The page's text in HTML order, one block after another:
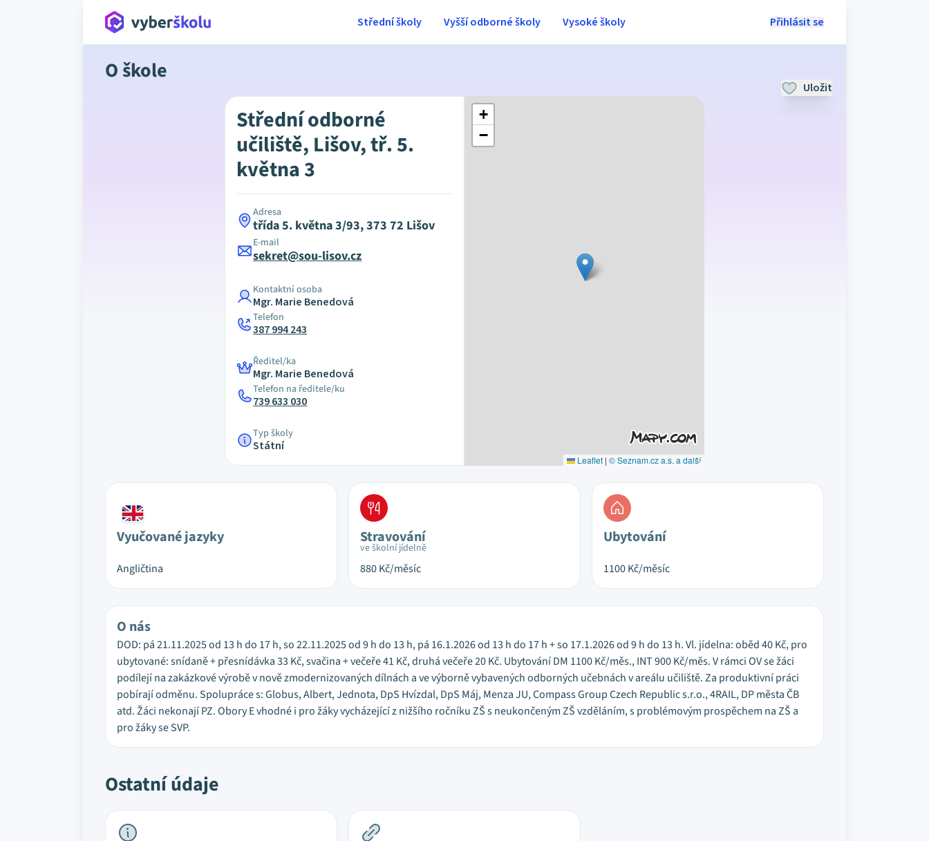
Přihlásit se
Střední školy Vyšší odborné školy Vysoké školy
O škole
Uložit
Střední odborné
učiliště, Lišov, tř. 5.
května 3
Adresa
třída 5. května 3/93, 373 72 Lišov
E-mail
sekret@sou-lisov.cz
Kontaktní osoba
Mgr. Marie Benedová
Telefon
387 994 243
Ředitel/ka
Mgr. Marie Benedová
Telefon na ředitele/ku
739 633 030
Typ školy
Státní
+
−
Leaflet | © Seznam.cz a.s. a další
Vyučované jazyky
Angličtina
Stravování
ve školní jídelně
880Kč/měsíc
Ubytování
1100Kč/měsíc
O nás
DOD: pá 21.11.2025 od 13 h do 17 h, so 22.11.2025 od 9 h do 13 h, pá 16.1.2026 od 13 h do 17 h + so 17.1.2026 od 9 h do 13 h. Vl. jídelna: oběd 40 Kč, pro
ubytované: snídaně + přesnídávka 33 Kč, svačina + večeře 41 Kč, druhá večeře 20 Kč. Ubytování DM 1100 Kč/měs., INT 900 Kč/měs. V rámci OV se žáci
podílejí na zakázkové výrobě v nově zmodernizovaných dílnách a ve výborně vybavených odborných učebnách v areálu učiliště. Za produktivní práci
pobírají odměnu. Spolupráce s: Globus, Albert, Jednota, DpS Hvízdal, DpS Máj, Menza JU, Compass Group Czech Republic s.r.o., 4RAIL, DP města ČB
atd. Žáci nekonají PZ. Obory E vhodné i pro žáky vycházející z nižšího ročníku ZŠ s neukončeným ZŠ vzděláním, s problémovým prospěchem na ZŠ a
pro žáky se SVP.
Ostatní údaje